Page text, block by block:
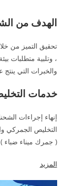
الهدف من
تحقيق التميز من
، وتلبية متطلبات
والخبرات التي ينتج
خدمات
إنهاء إجراءات
التخليص الجمركي
( جمرك ميناء ضباء )
المزيد